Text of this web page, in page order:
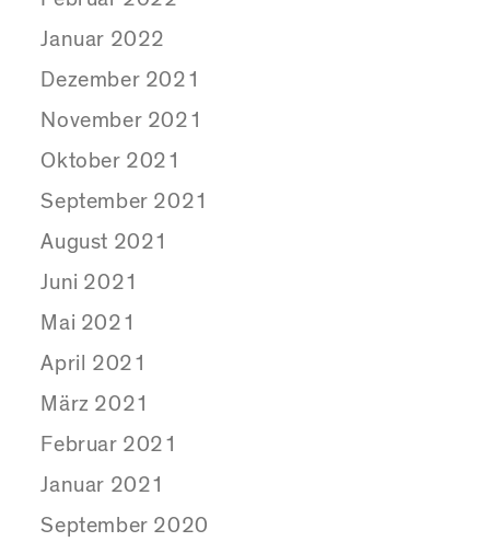
Januar 2022
Dezember 2021
November 2021
Oktober 2021
September 2021
August 2021
Juni 2021
Mai 2021
April 2021
März 2021
Februar 2021
Januar 2021
September 2020